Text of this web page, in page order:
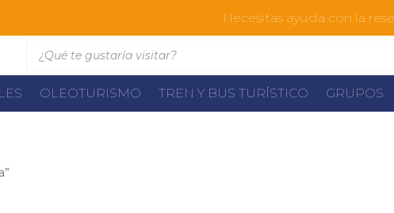
Necesitas ayuda con la
de
productos
OLEOTURISMO TREN Y BUS TURÍSTICO GRUPOS